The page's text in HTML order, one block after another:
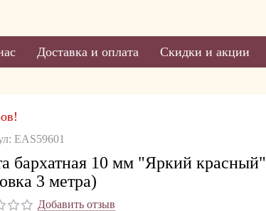
Доставка и оплата
Скидки и акции
EAS59601
бархатная 10 мм "Яркий красный"
3 метра)
Добавить отзыв